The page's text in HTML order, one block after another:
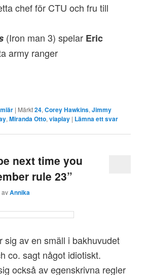
chef för CTU och fru till
(Iron man 3) spelar Eric
army ranger
| Märkt24,Corey Hawkins,Jimmy
,Miranda Otto,viaplay | Lämna ett svar
next time you
rule 23”
avAnnika
sig av en smäll i bakhuvudet
co. sagt något idiotiskt.
också av egenskrivna regler